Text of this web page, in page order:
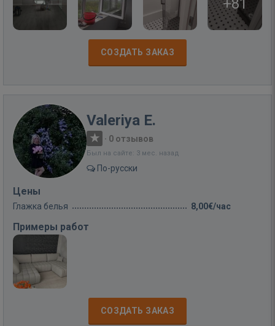
СОЗДАТЬ ЗАКАЗ
Valeriya E.
· 0 отзывов
Был на сайте: 3 мес. назад
По-русски
Цены
Глажка белья 8,00€/час
Примеры работ
СОЗДАТЬ ЗАКАЗ